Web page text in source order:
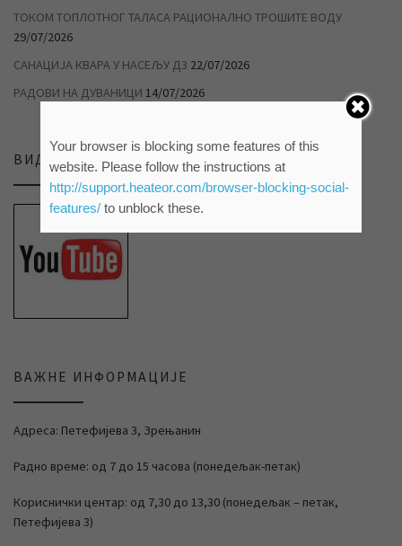
ТОКОМ ТОПЛОТНОГ ТАЛАСА РАЦИОНАЛНО ТРОШИТЕ ВОДУ
29/07/2026
САНАЦИЈА КВАРА У НАСЕЉУ Д3 22/07/2026
РАДОВИ НА ДУВАНИЦИ 14/07/2026
ВИДЕО ПРИЛОЗИ НА НАШЕМ ЈУТЈУБ КАНАЛУ
ВАЖНЕ ИНФОРМАЦИЈЕ
Адреса: Петефијева 3, Зрењанин
Радно време: од 7 до 15 часова (понедељак-петак)
Кориснички центар: од 7,30 до 13,30 (понедељак – петак,
Петефијева 3)
Your browser is blocking some features of this
website. Please follow the instructions at
http://support.heateor.com/browser-blocking-social-
features/to unblock these.